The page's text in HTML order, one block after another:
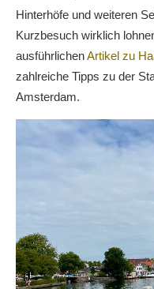
Hinterhöfe und weiteren
Kurzbesuch wirklich
ausführlichenArtikel zu
zahlreiche Tipps zu der
Amsterdam.